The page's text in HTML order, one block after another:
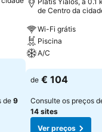
de9
de Centro da
Wi-Fi grátis
Piscina
A/C
Ver preços
de € 104
Consulte os preços
14 sites
Ver preços